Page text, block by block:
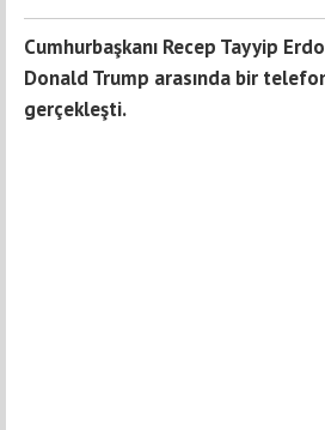
Cumhurbaşkanı Recep Tayyip
Donald Trump arasında bir
gerçekleşti.